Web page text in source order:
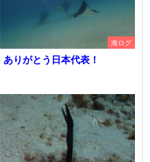
海ログ
ありがとう日本代表！